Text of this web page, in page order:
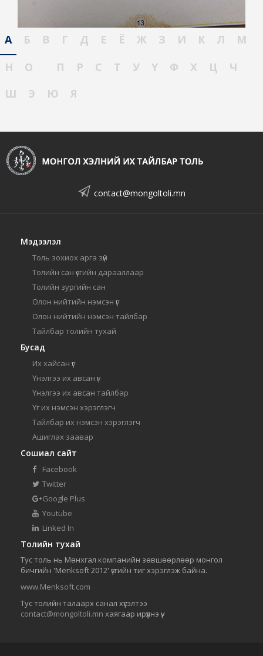
А Б В Г Д Е Ё Ж З И К Л
М
Н
О П Р С Т У Ү Ф Х Ц
Ч
Ш
Э Ю Я
contact@mongoltoli.mn
Мэдээлэл
Толь зохиох арга зүй
Толийн сан үсгийн дарааллаар
Толийн зургийн сан
Олон нийтийн нэмсэн үг
Олон нийтийн нэмсэн тайлбар
Тайлбар толийн тухай
Бусад
Их хайсан үг
Үнэлгээ их авсан үг
Үнэлгээ их авсан тайлбар
Үг их нэмсэн хэрэглэгч
Тайлбар их нэмсэн хэрэглэгч
Ашиглах заавар
Сошиал сайт
Facebook
Twitter
Google Plus
Youtube
Linked In
Толийн тухай
Тус толь нь Мөнхгал компанийн зөвшөөрлөөр монгол
бичгийн 'Menksoft 2012' үсгийн тиг хэрэглэж байна.
www.Menksoft.com
Тус толийн талаарх санал хүсэлтээ
contact@mongoltoli.mn хаягаар ирүүлнэ үү.